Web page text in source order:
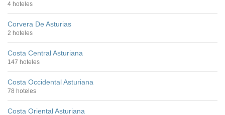
4 hoteles
Corvera De Asturias
2 hoteles
Costa Central Asturiana
147 hoteles
Costa Occidental Asturiana
78 hoteles
Costa Oriental Asturiana